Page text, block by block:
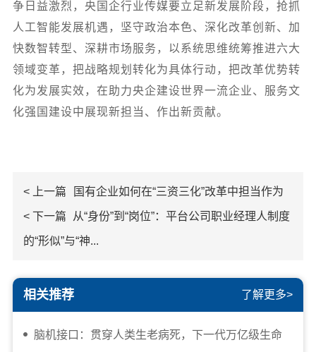
争日益激烈，央国企行业传媒要立足新发展阶段，抢抓
人工智能发展机遇，坚守政治本色、深化改革创新、加
快数智转型、深耕市场服务，以系统思维统筹推进六大
领域变革，把战略规划转化为具体行动，把改革优势转
化为发展实效，在助力央企建设世界一流企业、服务文
化强国建设中展现新担当、作出新贡献。
< 上一篇 国有企业如何在“三资三化”改革中担当作为
< 下一篇 从“身份”到“岗位”：平台公司职业经理人制度
的“形似”与“神...
相关推荐 了解更多>
脑机接口：贯穿人类生老病死，下一代万亿级生命